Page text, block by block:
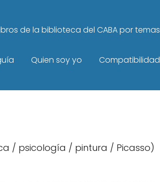
de la biblioteca del CABA por temas
Quien soy yo Compatibilidad
/ psicología / pintura / Picasso)